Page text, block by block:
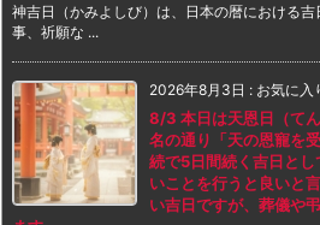
神吉日（かみよしび）は、日本の暦における
事、祈願な ...
2026年8月3日 : お気に入
8/3 本日は天恩日（て
名の通り「天の恩寵を
続で5日間続く吉日と
いことを行うと良いと
い吉日ですが、葬儀や